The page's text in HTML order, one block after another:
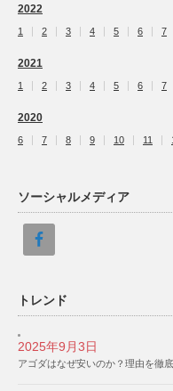
2022
1 2 3 4 5 6 7
2021
1 2 3 4 5 6 7
2020
6 7 8 9 10 11
ソーシャルメディア
トレンド
2025年9月3日
アゴダはなぜ安いのか？理由を徹